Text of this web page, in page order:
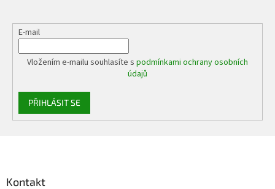
E-mail
Vložením e-mailu souhlasíte s podmínkami ochrany osobních
údajů
PŘIHLÁSIT SE
Kontakt